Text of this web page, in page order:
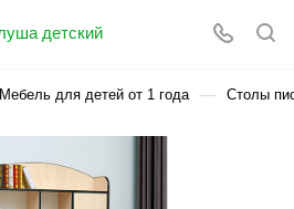
Мебель для детей от 1 года — Столы